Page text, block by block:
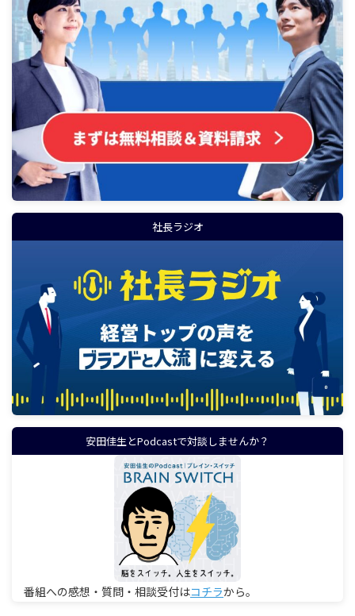
社長ラジオ
安田佳生とPodcastで対談しませんか？
番組への感想・質問・相談受付はコチラから。